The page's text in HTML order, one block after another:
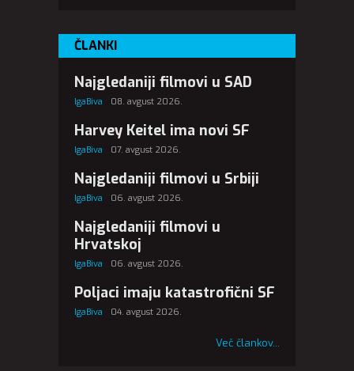
ČLANKI
Najgledaniji filmovi u SAD
IgaBiva 08. avgust 2026.
Harvey Keitel ima novi SF
IgaBiva 07. avgust 2026.
Najgledaniji filmovi u Srbiji
IgaBiva 06. avgust 2026.
Najgledaniji filmovi u
Hrvatskoj
IgaBiva 06. avgust 2026.
Poljaci imaju katastrofični SF
IgaBiva 04. avgust 2026.
Več člankov...